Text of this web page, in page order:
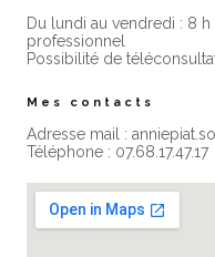
Du lundi au vendredi : 8
professionne​l
Possibilité de
Mes contacts
Adresse mail :
Téléphone : 07.68.17.47.17